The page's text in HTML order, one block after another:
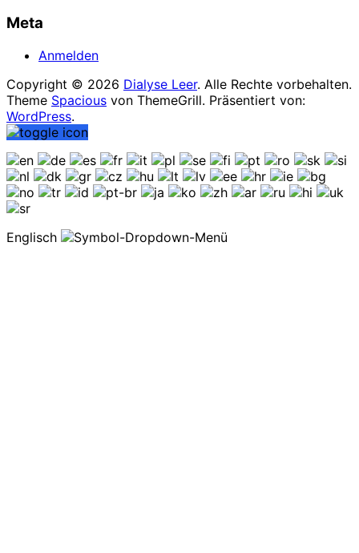
Meta
Anmelden
Copyright © 2026 Dialyse Leer. Alle Rechte vorbehalten.
Theme Spacious von ThemeGrill. Präsentiert von:
WordPress.
Englisch